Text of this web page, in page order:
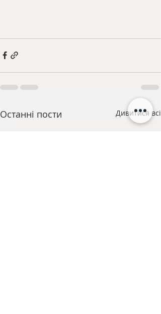
Останні пости Дивитися всі